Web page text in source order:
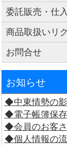
委託販売・仕
商品取扱いリ
お問合せ
お知らせ
◆中東情勢の
◆電子帳簿保
◆会員のお客
◆個人情報の流